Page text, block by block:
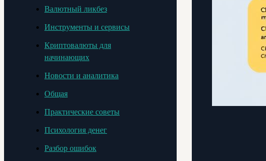
Валютный ликбез
Инструменты и сервисы
Криптовалюты для
начинающих
Новости и аналитика
Общая
Практические советы
Психология денег
Разбор ошибок